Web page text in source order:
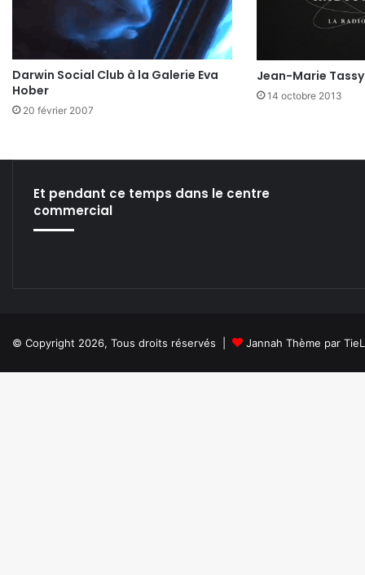
Darwin Social Club à la Galerie Eva
Hober
20 février 2007
Jean-Marie Tassy
14 octobre 2013
Et pendant ce temps dans le centre
commercial
© Copyright 2026, Tous droits réservés | Jannah Thème par